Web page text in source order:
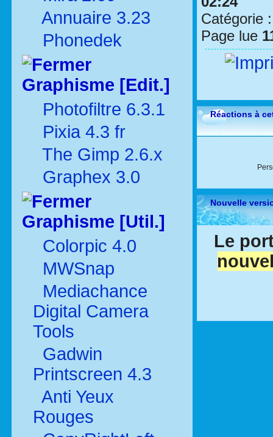
Annuaire 3.23
Phonedek
Graphisme [Edit.]
Photofiltre 6.3.1
Pixia 4.3 fr
The Gimp 2.6.x
Graphex 3.0
Graphisme [Util.]
Colorpic 4.0
MWSnap
Mediachance
Digital Camera
Tools
Gadwin
Printscreen 4.3
Anti Yeux
Rouges
Catégorie
Page lue
Réactions à
Nouvelle
Le